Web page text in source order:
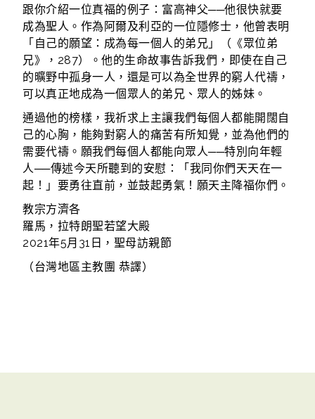
跟你介紹一位真福的例子：富高神父──他很快就要
成為聖人。作為阿爾及利亞的一位隱修士，他曾表明
「自己的願望：成為每一個人的弟兄」（《眾位弟
兄》，287）。他的生命故事告訴我們，即使在自己
的曠野中孤身一人，還是可以為全世界的窮人代禱，
可以真正地成為一個眾人的弟兄、眾人的姊妹。
通過他的榜樣，我祈求上主讓我們每個人都能開闊自
己的心胸，能夠對窮人的痛苦有所知覺，並為他們的
需要代禱。願我們每個人都能向眾人──特別向年輕
人──傳述今天所聽到的安慰：「我同你們天天在一
起！」要勇往直前，並鼓起勇氣！願天主降福你們。
教宗方濟各
羅馬，拉特朗聖若望大殿
2021年5月31日，聖母訪親節
（台灣地區主教團 恭譯）